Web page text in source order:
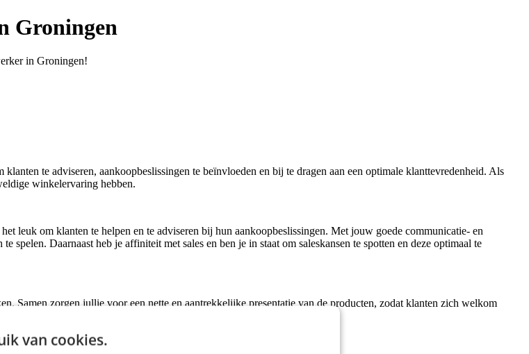
Groningen
in Groningen!
te adviseren, aankoopbeslissingen te beïnvloeden en bij te dragen aan een optimale klanttevredenheid. Als
winkelervaring hebben.
leuk om klanten te helpen en te adviseren bij hun aankoopbeslissingen. Met jouw goede communicatie- en
spelen. Daarnaast heb je affiniteit met sales en ben je in staat om saleskansen te spotten en deze optimaal te
Samen zorgen jullie voor een nette en aantrekkelijke presentatie van de producten, zodat klanten zich welkom
de klanttevredenheid.
van cookies.